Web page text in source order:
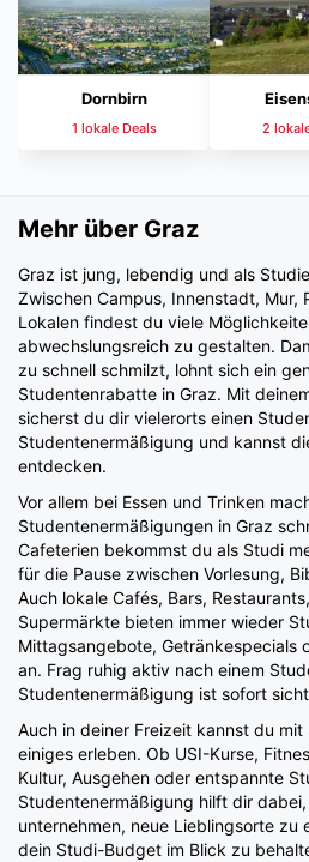
Dornbirn
1 lokale Deals 2
Mehr über Graz
Graz ist jung, lebendig und als
Zwischen Campus, Innenstadt, Mur,
Lokalen findest du viele
abwechslungsreich zu gestalten.
zu schnell schmilzt, lohnt sich ein
Studentenrabatte in Graz. Mit
sicherst du dir vielerorts einen
Studentenermäßigung und kannst
entdecken.
Vor allem bei Essen und Trinken
Studentenermäßigungen in Graz
Cafeterien bekommst du als Studi
für die Pause zwischen Vorlesung,
Auch lokale Cafés, Bars,
Supermärkte bieten immer wieder
Mittagsangebote, Getränkespecials
an. Frag ruhig aktiv nach einem
Studentenermäßigung ist sofort
Auch in deiner Freizeit kannst du
einiges erleben. Ob USI-Kurse,
Kultur, Ausgehen oder entspannte
Studentenermäßigung hilft dir
unternehmen, neue Lieblingsorte
dein Studi-Budget im Blick zu